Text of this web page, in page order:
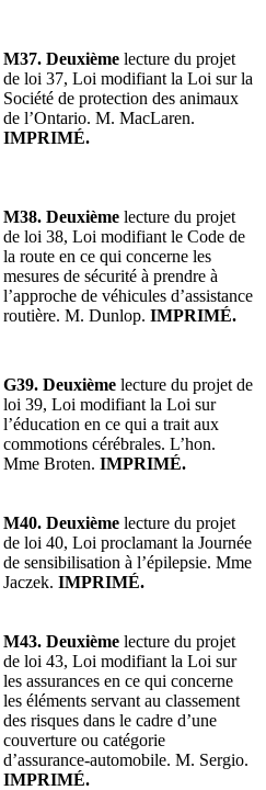
M37. Deuxième lecture du projet
de loi 37, Loi modifiant la Loi sur la
Société de protection des animaux
de l’Ontario. M. MacLaren.
IMPRIMÉ.
M38. Deuxième lecture du projet
de loi 38, Loi modifiant le Code de
la route en ce qui concerne les
mesures de sécurité à prendre à
l’approche de véhicules d’assistance
routière. M. Dunlop. IMPRIMÉ.
G39. Deuxième lecture du projet de
loi 39, Loi modifiant la Loi sur
l’éducation en ce qui a trait aux
commotions cérébrales. L’hon.
Mme Broten. IMPRIMÉ.
M40. Deuxième lecture du projet
de loi 40, Loi proclamant la Journée
de sensibilisation à l’épilepsie. Mme
Jaczek. IMPRIMÉ.
M43. Deuxième lecture du projet
de loi 43, Loi modifiant la Loi sur
les assurances en ce qui concerne
les éléments servant au classement
des risques dans le cadre d’une
couverture ou catégorie
d’assurance-automobile. M. Sergio.
IMPRIMÉ.